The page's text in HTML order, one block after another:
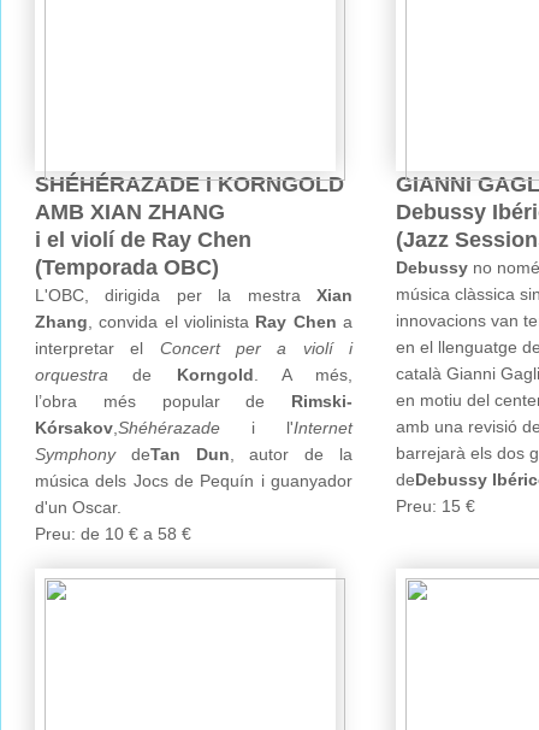
SHÉHÉRAZADE I KORNGOLD
AMB XIAN ZHANG
i el violí de Ray Chen
(Temporada OBC)
L'OBC, dirigida per la mestra Xian
Zhang , convida el violinista Ray Chen a
interpretar el Concert per a violí i
orquestrade Korngold . A més,
l’obra més popular de Rimski-
Kórsakov Shéhérazade i l'Internet
Symphony deTan Dun , autor de la
música dels Jocs de Pequín i guanyador
d'un Oscar.
Preu: de 10 € a 58 €
GIANNI
Debussy
(Jazz
Debussy no
música clàssica
innovacions van
en el llenguatge
català Gianni
en motiu del
amb una revisió
barrejarà els dos
deDebussy
Preu: 15 €